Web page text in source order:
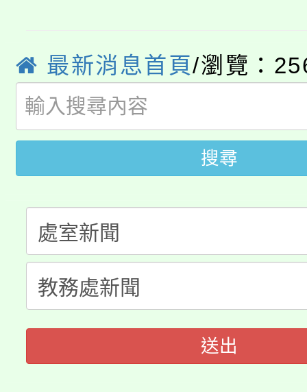
系所師生報名參加。
學籍身 分審查程序及
版
淨零綠領人才培育課程
公告本校115學年度第
代理(課)教師甄選結果(
「2026金融保險知識
桃園市115學年度學生
生本土語及新住民語歌
代理(課)教師甄選結果(
公告本校115學年度第
代理(課)教師甄選結果(
轉知中國文化大學推廣
《TA101》溝通分析基
程，歡迎學生輔導中心
最新消息首頁/瀏覽：
搜尋
送出